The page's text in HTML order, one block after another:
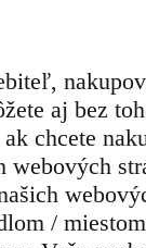
aj bez
chcete
webových
/